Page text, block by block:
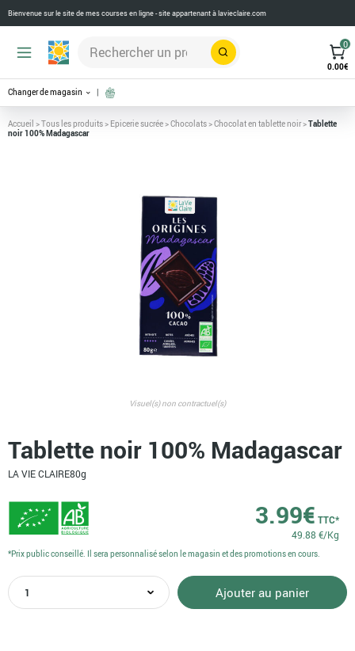
Bienvenue sur le site de mes courses en ligne - site appartenant àlavieclaire.com
Rechercher
0
0.00€
Changer de magasin
Accueil >Tous les produits> Epicerie sucrée>Chocolats>Chocolat en tablette noir>Tablette
noir 100% Madagascar
Visuel(s) non contractuel(s)
Tablette noir 100% Madagascar
LA VIE CLAIRE80g
3.99€ TTC*
49.88 €/Kg
quantité
de
Ajouter au panier
*Prix public conseillé. Il sera personnalisé selon le magasin et des promotions en cours.